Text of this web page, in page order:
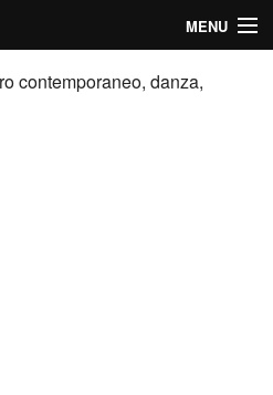
MENU
contemporaneo, danza,